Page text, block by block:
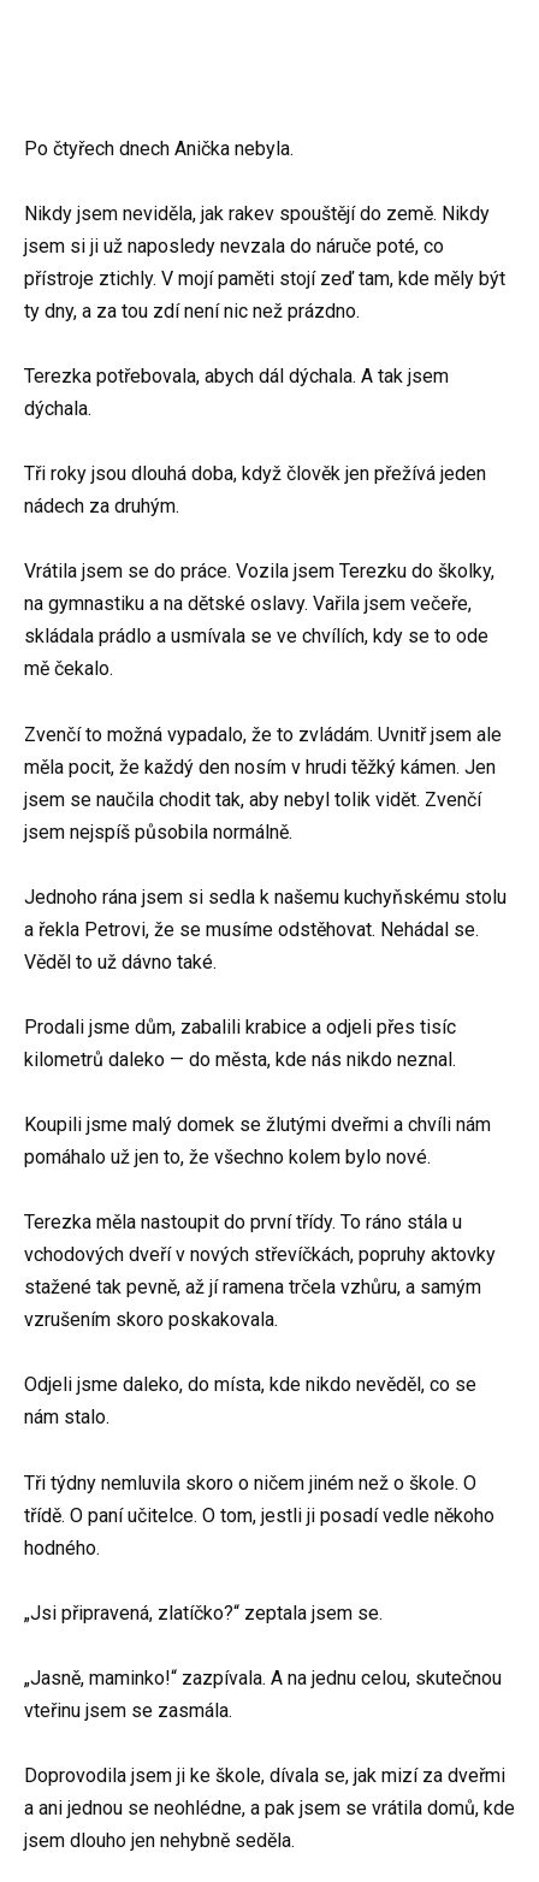
Po čtyřech dnech Anička nebyla.
Nikdy jsem neviděla, jak rakev spouštějí do země. Nikdy
jsem si ji už naposledy nevzala do náruče poté, co
přístroje ztichly. V mojí paměti stojí zeď tam, kde měly být
ty dny, a za tou zdí není nic než prázdno.
Terezka potřebovala, abych dál dýchala. A tak jsem
dýchala.
Tři roky jsou dlouhá doba, když člověk jen přežívá jeden
nádech za druhým.
Vrátila jsem se do práce. Vozila jsem Terezku do školky,
na gymnastiku a na dětské oslavy. Vařila jsem večeře,
skládala prádlo a usmívala se ve chvílích, kdy se to ode
mě čekalo.
Zvenčí to možná vypadalo, že to zvládám. Uvnitř jsem ale
měla pocit, že každý den nosím v hrudi těžký kámen. Jen
jsem se naučila chodit tak, aby nebyl tolik vidět. Zvenčí
jsem nejspíš působila normálně.
Jednoho rána jsem si sedla k našemu kuchyňskému stolu
a řekla Petrovi, že se musíme odstěhovat. Nehádal se.
Věděl to už dávno také.
Prodali jsme dům, zabalili krabice a odjeli přes tisíc
kilometrů daleko — do města, kde nás nikdo neznal.
Koupili jsme malý domek se žlutými dveřmi a chvíli nám
pomáhalo už jen to, že všechno kolem bylo nové.
Terezka měla nastoupit do první třídy. To ráno stála u
vchodových dveří v nových střevíčkách, popruhy aktovky
stažené tak pevně, až jí ramena trčela vzhůru, a samým
vzrušením skoro poskakovala.
Odjeli jsme daleko, do místa, kde nikdo nevěděl, co se
nám stalo.
Tři týdny nemluvila skoro o ničem jiném než o škole. O
třídě. O paní učitelce. O tom, jestli ji posadí vedle někoho
hodného.
„Jsi připravená, zlatíčko?“ zeptala jsem se.
„Jasně, maminko!“ zazpívala. A na jednu celou, skutečnou
vteřinu jsem se zasmála.
Doprovodila jsem ji ke škole, dívala se, jak mizí za dveřmi
a ani jednou se neohlédne, a pak jsem se vrátila domů, kde
jsem dlouho jen nehybně seděla.